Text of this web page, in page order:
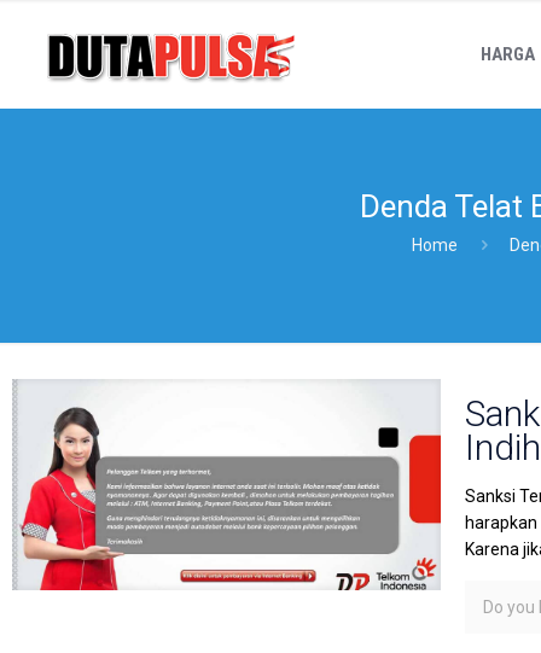
HARGA
Denda Telat
Home
Sanksi
Karena
Do you